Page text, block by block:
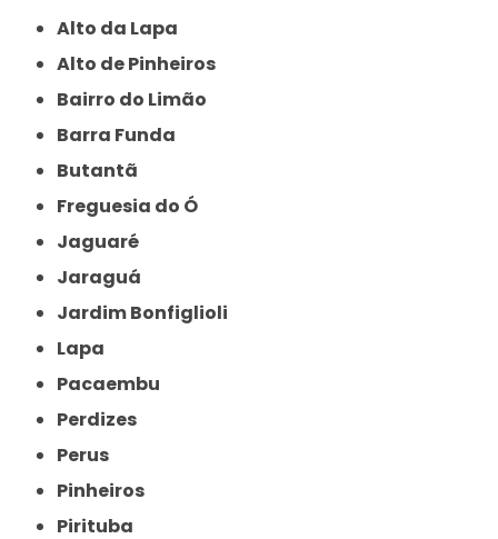
Alto da Lapa
Alto de Pinheiros
Bairro do Limão
Barra Funda
Butantã
Freguesia do Ó
Jaguaré
Jaraguá
Jardim Bonfiglioli
Lapa
Pacaembu
Perdizes
Perus
Pinheiros
Pirituba